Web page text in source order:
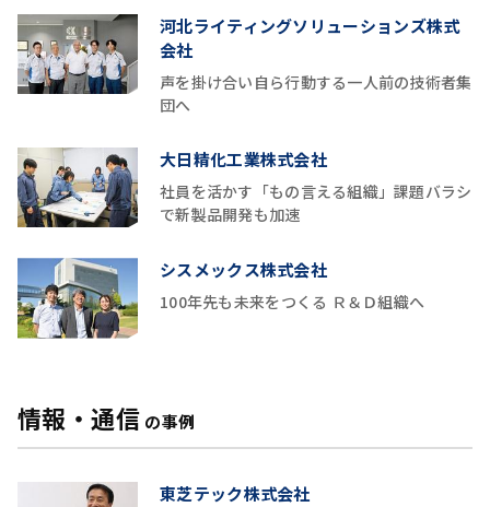
河北ライティングソリューションズ株式
会社
声を掛け合い自ら行動する一人前の技術者集
団へ
大日精化工業株式会社
社員を活かす「もの言える組織」課題バラシ
で新製品開発も加速
シスメックス株式会社
100年先も未来をつくる Ｒ＆Ｄ組織へ
情報・通信 の事例
東芝テック株式会社